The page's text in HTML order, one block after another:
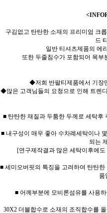
구김없고 탄탄한 소재의 프리미엄 크
드
일반 티셔츠제품의 에
또한 두줄침수가 포함되어 목부
◆저희 반팔티제품에서 기장
◆많은 고객님들의 요청으로 인해 트렌
■ 탄탄한 재질과 두툼한 두께로 세탁후
■ 내구성이 매우 좋아 수차례세탁이나
되는
[연구제작결과 많은 세탁이후에
■ 세미오버핏의 특징을 고려하여 탄탄
품
■ 어께부분에 모비론섬유를 사용
30X2 더블합수로 소재의 조직합수를